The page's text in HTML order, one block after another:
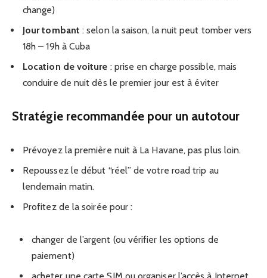
change)
Jour tombant : selon la saison, la nuit peut tomber vers
18h – 19h à Cuba
Location de voiture : prise en charge possible, mais
conduire de nuit dès le premier jour est à éviter
Stratégie recommandée pour un autotour
Prévoyez la première nuit à La Havane, pas plus loin.
Repoussez le début “réel” de votre road trip au
lendemain matin.
Profitez de la soirée pour :
changer de l’argent (ou vérifier les options de
paiement)